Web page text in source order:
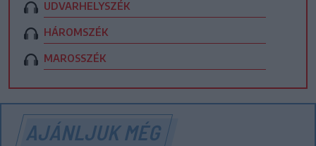
UDVARHELYSZÉK
HÁROMSZÉK
MAROSSZÉK
AJÁNLJUK MÉG